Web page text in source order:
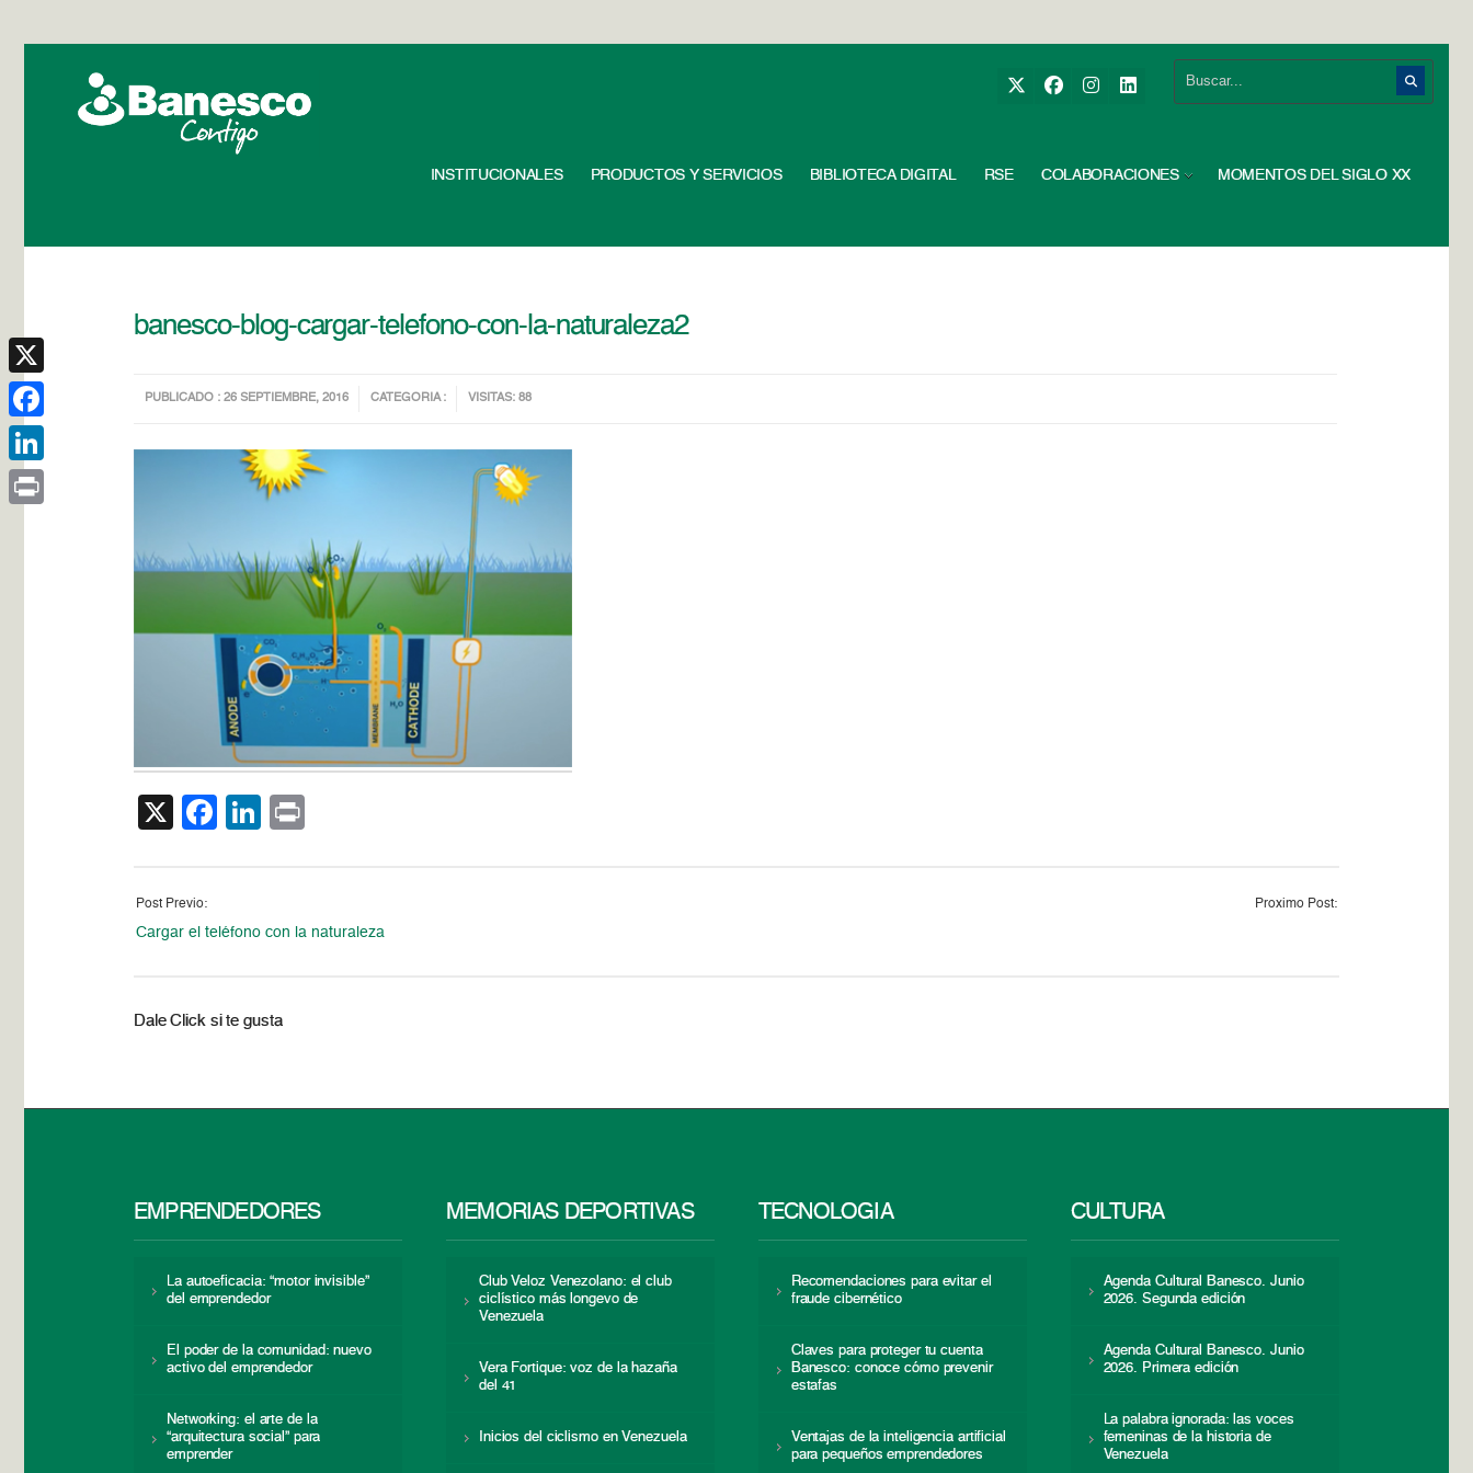
INSTITUCIONALES PRODUCTOS Y SERVICIOS BIBLIOTECA DIGITAL RSE COLABORACIONES MOMENTOS DEL SIGLO XX
banesco-blog-cargar-telefono-con-la-naturaleza2
PUBLICADO : 26 SEPTIEMBRE, 2016 CATEGORIA : VISITAS: 88
X Facebook
LinkedIn
Post Previo:
Cargar el teléfono con la naturaleza
Proximo Post:
Dale Click si te gusta
EMPRENDEDORES
La autoeficacia: “motor invisible”
del emprendedor
El poder de la comunidad: nuevo
activo del emprendedor
Networking: el arte de la
“arquitectura social” para
emprender
MEMORIAS DEPORTIVAS
Club Veloz Venezolano: el club
ciclístico más longevo de
Venezuela
Vera Fortique: voz de la hazaña
del 41
Inicios del ciclismo en Venezuela
TECNOLOGÍA
Recomendaciones para evitar el
fraude cibernético
Claves para proteger tu cuenta
Banesco: conoce cómo prevenir
estafas
Ventajas de la inteligencia artificial
para pequeños emprendedores
CULTURA
Agenda Cultural Banesco. Junio
2026. Segunda edición
Agenda Cultural Banesco. Junio
2026. Primera edición
La palabra ignorada: las voces
femeninas de la historia de
Venezuela
X
Facebook
LinkedIn